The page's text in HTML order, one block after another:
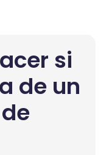
si
de un